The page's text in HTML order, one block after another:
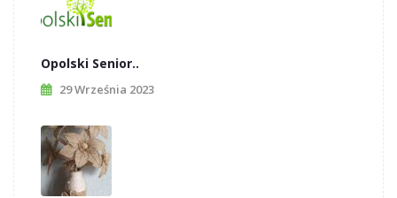
Opolski Senior..
29 Września 2023